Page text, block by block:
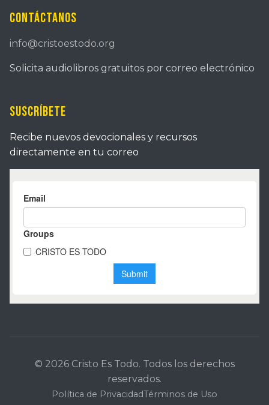
Contáctanos
info@cristoestodo.org
Solicita audiolibros gratuitos por correo electrónico
Suscríbete
Recibe nuevos devocionales y recursos
directamente en tu correo
© 2026 Cristo Es Todo. Todos los derechos
reservados.
Política de PrivacidadTérminos de Uso